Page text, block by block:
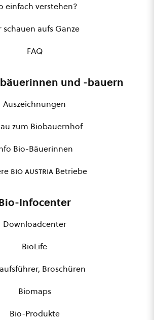
einfach verstehen?
schauen aufs Ganze
FAQ
und -bauern
Auszeichnungen
zum Biobauernhof
Bio-Bäuerinnen
bio austria Betriebe
Infocenter
Downloadcenter
BioLife
Broschüren
Biomaps
Bio-Produkte